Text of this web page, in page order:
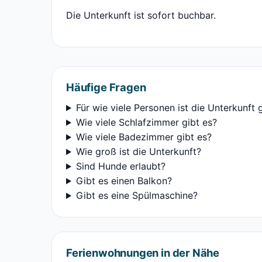
Die Unterkunft ist sofort buchbar.
Häufige Fragen
Für wie viele Personen ist die Unterkunft
Wie viele Schlafzimmer gibt es?
Wie viele Badezimmer gibt es?
Wie groß ist die Unterkunft?
Sind Hunde erlaubt?
Gibt es einen Balkon?
Gibt es eine Spülmaschine?
Ferienwohnungen in der Nähe